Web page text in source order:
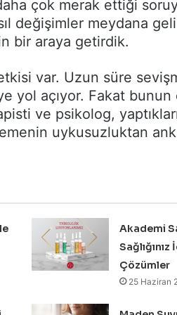
çok merak ettiği
değişimler meydana
bir araya getirdik.
var. Uzun süre
açıyor. Fakat bunun
ve psikolog,
uykusuzluktan
Akademi
Sağlığınız
Çözümler
25 Haziran